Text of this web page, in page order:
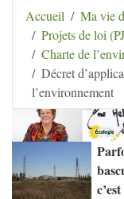
Aller au contenu
secondaire | Aller à la
Hélène
Ancienne
Accueil
Ma vie
Projets de loi
Charte de
Décret
l’environnement